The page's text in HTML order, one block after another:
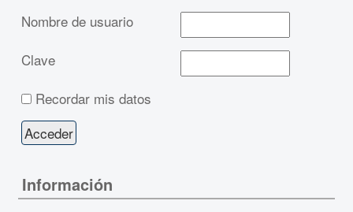
Nombre de usuario
Clave
Recordar mis datos
Información